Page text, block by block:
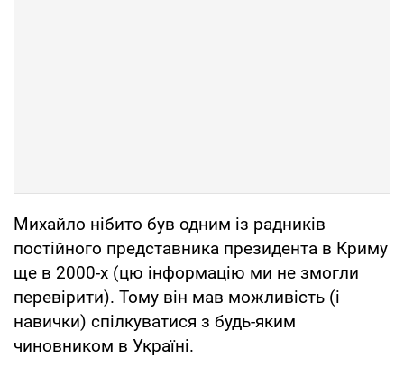
Михайло нібито був одним із радників
постійного представника президента в Криму
ще в 2000-х (цю інформацію ми не змогли
перевірити). Тому він мав можливість (і
навички) спілкуватися з будь-яким
чиновником в Україні.